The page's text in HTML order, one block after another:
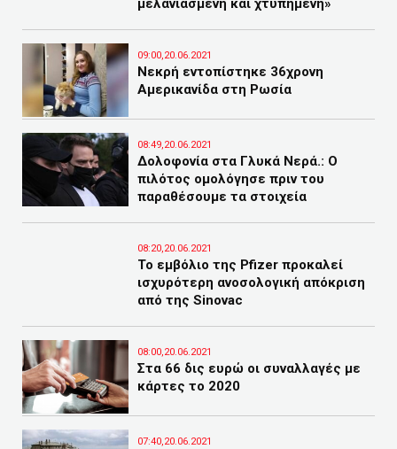
μελανιασμένη και χτυπημένη»
09:00,20.06.2021
Νεκρή εντοπίστηκε 36χρονη
Αμερικανίδα στη Ρωσία
08:49,20.06.2021
Δολοφονία στα Γλυκά Νερά.: Ο
πιλότος ομολόγησε πριν του
παραθέσουμε τα στοιχεία
08:20,20.06.2021
Το εμβόλιο της Pfizer προκαλεί
ισχυρότερη ανοσολογική απόκριση
από της Sinovac
08:00,20.06.2021
Στα 66 δις ευρώ οι συναλλαγές με
κάρτες το 2020
07:40,20.06.2021